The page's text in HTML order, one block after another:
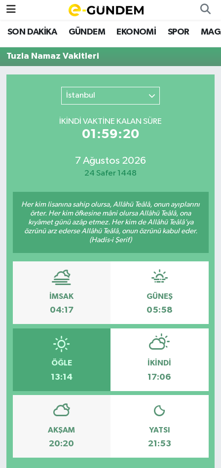
SON DAKİKA GÜNDEM EKONOMİ SPOR
Tuzla Namaz Vakitleri
İstanbul
İKINDI VAKTİNE KALAN SÜRE
01:59:20
7 Ağustos 2026
24 Safer 1448
Her kim lisanına sahip olursa, Allâhü Teâlâ, onun ayıplarını
örter. Her kim öfkesine mâni olursa Allâhü Teâlâ, ona
kıyâmet günü azâp etmez. Her kim de Allâhü Teâlâ’ya
özrünü arz ederse Allâhü Teâlâ, onun özrünü kabul eder.
(Hadis-i Şerif)
İMSAK
04:17
GÜNEŞ
05:58
ÖĞLE
13:14
İKINDI
17:06
AKŞAM
20:20
YATSI
21:53
SON DAKİKA
EKONOMİ
Nöbetçi Eczaneler
Namaz Vakitleri
Süper Lig Puan Durumu ve Fikstür
Tüm Manşetler
Haber Arşivi